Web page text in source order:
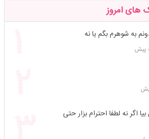
های امروز
به شوهرم بگم یا نه
اگر نه لطفا احترام بزار حتی